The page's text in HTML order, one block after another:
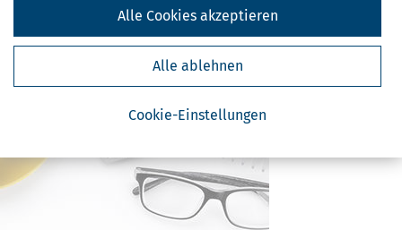
Cookie-Einstellungen
Alle ablehnen
Alle Cookies akzeptieren